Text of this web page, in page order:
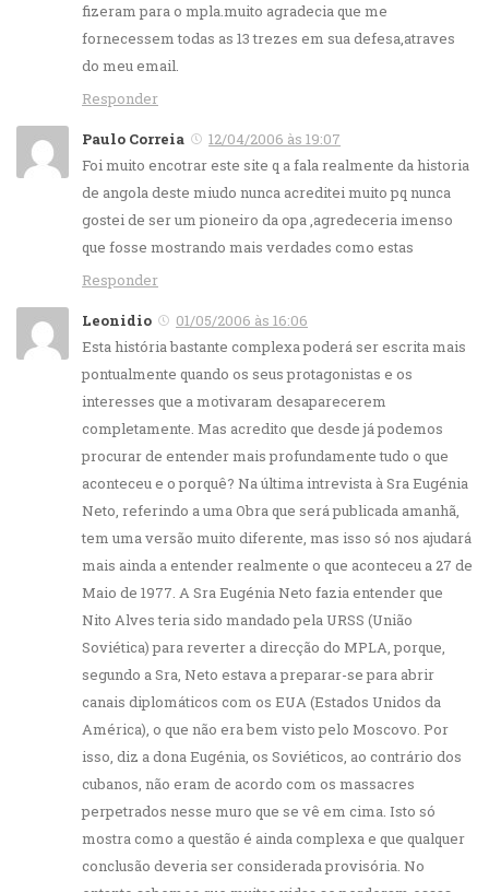
fizeram para o mpla.muito agradecia que me
fornecessem todas as 13 trezes em sua defesa,atraves
do meu email.
Responder
Paulo Correia
12/04/2006 às 19:07
Foi muito encotrar este site q a fala realmente da historia
de angola deste miudo nunca acreditei muito pq nunca
gostei de ser um pioneiro da opa ,agredeceria imenso
que fosse mostrando mais verdades como estas
Responder
Leonidio
01/05/2006 às 16:06
Esta história bastante complexa poderá ser escrita mais
pontualmente quando os seus protagonistas e os
interesses que a motivaram desaparecerem
completamente. Mas acredito que desde já podemos
procurar de entender mais profundamente tudo o que
aconteceu e o porquê? Na última intrevista à Sra Eugénia
Neto, referindo a uma Obra que será publicada amanhã,
tem uma versão muito diferente, mas isso só nos ajudará
mais ainda a entender realmente o que aconteceu a 27 de
Maio de 1977. A Sra Eugénia Neto fazia entender que
Nito Alves teria sido mandado pela URSS (União
Soviética) para reverter a direcção do MPLA, porque,
segundo a Sra, Neto estava a preparar-se para abrir
canais diplomáticos com os EUA (Estados Unidos da
América), o que não era bem visto pelo Moscovo. Por
isso, diz a dona Eugénia, os Soviéticos, ao contrário dos
cubanos, não eram de acordo com os massacres
perpetrados nesse muro que se vê em cima. Isto só
mostra como a questão é ainda complexa e que qualquer
conclusão deveria ser considerada provisória. No